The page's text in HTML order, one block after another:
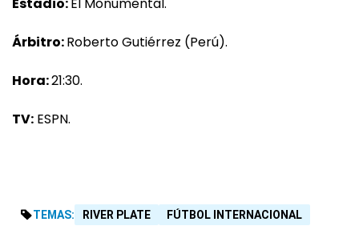
Árbitro:Roberto Gutiérrez (Perú).
Hora:21:30.
TV: ESPN.
TEMAS: RIVER PLATE FÚTBOL INTERNACIONAL